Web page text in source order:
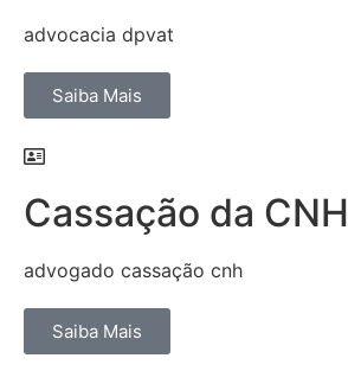
advocacia dpvat
Saiba Mais
Cassação da CNH
advogado cassação cnh
Saiba Mais